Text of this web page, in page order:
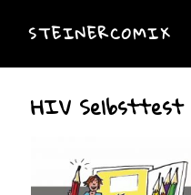
STEINERCOMIX
HIV Selbsttest